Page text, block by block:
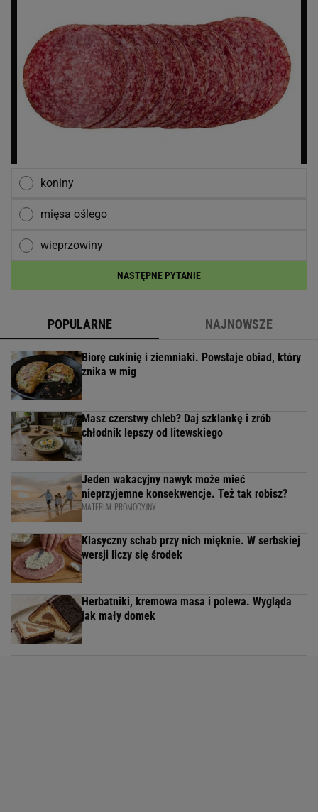
koniny
mięsa oślego
wieprzowiny
NASTĘPNE PYTANIE
POPULARNE NAJNOWSZE
Biorę cukinię i ziemniaki. Powstaje obiad, który
znika w mig
Masz czerstwy chleb? Daj szklankę i zrób
chłodnik lepszy od litewskiego
Jeden wakacyjny nawyk może mieć
nieprzyjemne konsekwencje. Też tak robisz?
MATERIAŁ PROMOCYJNY
Klasyczny schab przy nich mięknie. W serbskiej
wersji liczy się środek
Herbatniki, kremowa masa i polewa. Wygląda
jak mały domek